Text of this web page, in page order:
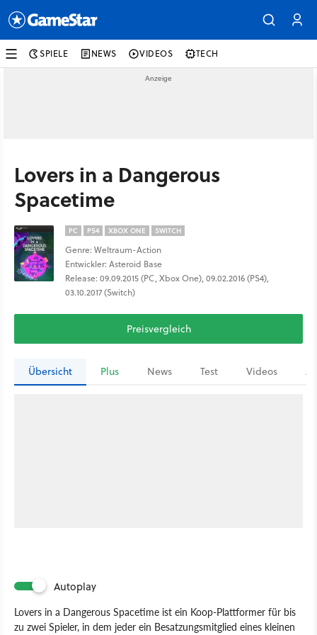
SPIELE NEWS VIDEOS TECH
Lovers in a Dangerous
Spacetime
PC PS4 XBOX ONE SWITCH
Genre: Weltraum-Action
Entwickler: Asteroid Base
Release: 09.09.2015 (PC, Xbox One), 09.02.2016 (PS4),
03.10.2017 (Switch)
Preisvergleich
Übersicht Plus News Test Videos
Autoplay
Lovers in a Dangerous Spacetime ist ein Koop-Plattformer für bis
zu zwei Spieler, in dem jeder ein Besatzungsmitglied eines kleinen